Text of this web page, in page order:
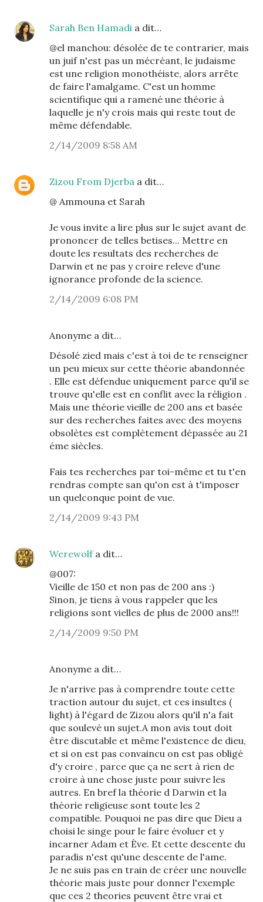
Sarah Ben Hamadi a dit…
@el manchou: désolée de te contrarier, mais
un juif n'est pas un mécréant, le judaisme
est une religion monothéiste, alors arrête
de faire l'amalgame. C'est un homme
scientifique qui a ramené une théorie à
laquelle je n'y crois mais qui reste tout de
même défendable.
2/14/2009 8:58 AM
Zizou From Djerba a dit…
@ Ammouna et Sarah
Je vous invite a lire plus sur le sujet avant de
prononcer de telles betises... Mettre en
doute les resultats des recherches de
Darwin et ne pas y croire releve d'une
ignorance profonde de la science.
2/14/2009 6:08 PM
Anonyme a dit…
Désolé zied mais c'est à toi de te renseigner
un peu mieux sur cette théorie abandonnée
. Elle est défendue uniquement parce qu'il se
trouve qu'elle est en conflit avec la réligion .
Mais une théorie vieille de 200 ans et basée
sur des recherches faites avec des moyens
obsolètes est complètement dépassée au 21
éme siècles.
Fais tes recherches par toi-même et tu t'en
rendras compte san qu'on est à t'imposer
un quelconque point de vue.
2/14/2009 9:43 PM
Werewolfa dit…
@007:
Vieille de 150 et non pas de 200 ans :)
Sinon, je tiens à vous rappeler que les
religions sont vielles de plus de 2000 ans!!!
2/14/2009 9:50 PM
Anonyme a dit…
Je n'arrive pas à comprendre toute cette
traction autour du sujet, et ces insultes (
light) à l'égard de Zizou alors qu'il n'a fait
que soulevé un sujet.A mon avis tout doit
être discutable et même l'existence de dieu,
et si on est pas convaincu on est pas obligé
d'y croire , parce que ça ne sert à rien de
croire à une chose juste pour suivre les
autres. En bref la théorie d Darwin et la
théorie religieuse sont toute les 2
compatible. Pouquoi ne pas dire que Dieu a
choisi le singe pour le faire évoluer et y
incarner Adam et Ève. Et cette descente du
paradis n'est qu'une descente de l'ame.
Je ne suis pas en train de créer une nouvelle
théorie mais juste pour donner l'exemple
que ces 2 theories peuvent être vrai et